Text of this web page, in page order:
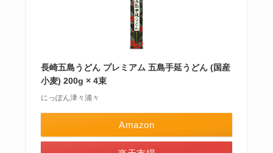
長崎五島うどん プレミアム 五島手延うどん (国産
小麦) 200g × 4束
にっぽん津々浦々
Amazon